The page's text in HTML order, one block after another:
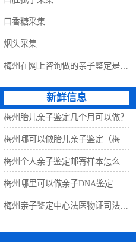
口香糖采集
烟头采集
新鲜信息
梅州胎儿亲子鉴定几个月可以做？
梅州哪里可以做亲子DNA鉴定